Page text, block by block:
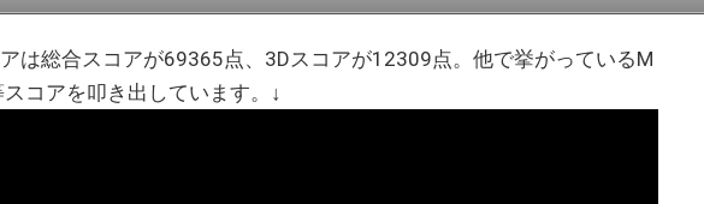
は総合スコアが69365点、3Dスコアが12309点。他で挙がっているM
コアを叩き出しています。↓